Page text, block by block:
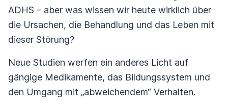
ADHS – aber was wissen wir heute wirklich über
die Ursachen, die Behandlung und das Leben mit
dieser Störung?
Neue Studien werfen ein anderes Licht auf
gängige Medikamente, das Bildungssystem und
den Umgang mit „abweichendem“ Verhalten.